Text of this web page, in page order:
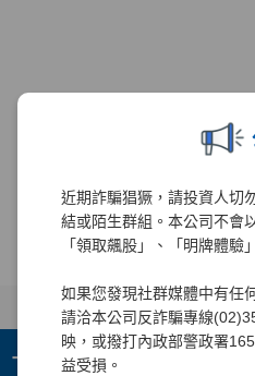
近期詐騙猖獗，請投資人切
結或陌生群組。本公司不會
「領取飆股」、「明牌體驗
如果您發現社群媒體中有任
請洽本公司反詐騙專線
映，或撥打內政部警政署
益受損。
+ 集團成員